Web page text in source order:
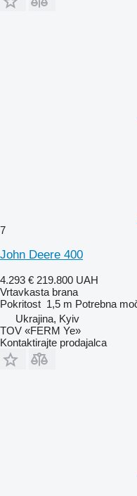
7
John Deere 400
4.293 € 219.800 UAH
Vrtavkasta brana
Pokritost 1,5 m Potrebna
Ukrajina, Kyiv
TOV «FERM Ye»
Kontaktirajte prodajalca